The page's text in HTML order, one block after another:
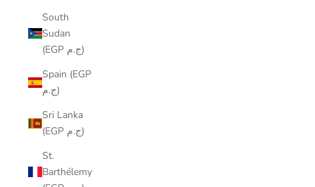
South
Sudan
(EGP ج.م)
Spain (EGP
ج.م)
Sri Lanka
(EGP ج.م)
St.
Barthélemy